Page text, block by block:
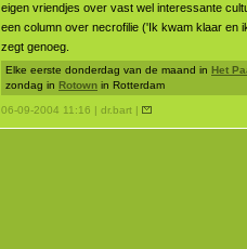
eigen vriendjes over vast wel interessante
een column over necrofilie ('Ik kwam klaar en
zegt genoeg.
Elke eerste donderdag van de maand in Het
zondag in Rotown in Rotterdam
06-09-2004 11:16 | dr.bart |